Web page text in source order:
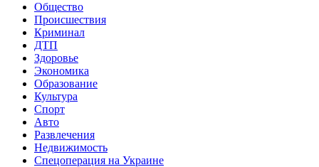
Общество
Происшествия
Криминал
ДТП
Здоровье
Экономика
Образование
Культура
Спорт
Авто
Развлечения
Недвижимость
Спецоперация на Украине